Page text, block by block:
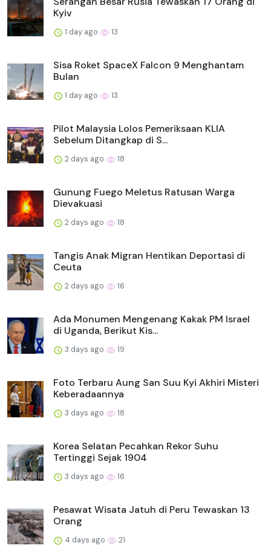
Kyiv
1 day ago 13
Sisa Roket SpaceX Falcon 9 Menghantam
Bulan
1 day ago 13
Pilot Malaysia Lolos Pemeriksaan KLIA
Sebelum Ditangkap di S...
2 days ago 18
Gunung Fuego Meletus Ratusan Warga
Dievakuasi
2 days ago 18
Tangis Anak Migran Hentikan Deportasi di
Ceuta
2 days ago 16
Ada Monumen Mengenang Kakak PM Israel
di Uganda, Berikut Kis...
3 days ago 19
Foto Terbaru Aung San Suu Kyi Akhiri Misteri
Keberadaannya
3 days ago 18
Korea Selatan Pecahkan Rekor Suhu
Tertinggi Sejak 1904
3 days ago 16
Pesawat Wisata Jatuh di Peru Tewaskan 13
Orang
4 days ago 21